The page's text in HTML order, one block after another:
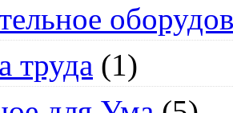
труда (1)